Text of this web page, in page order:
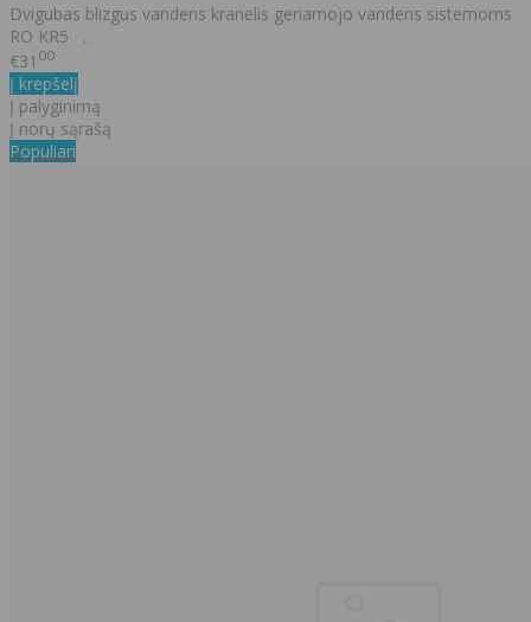
Dvigubas blizgus vandens kranelis geriamojo vandens sistemoms
RO KR5 ..
€31 00
Į krepšelį
Į palyginimą
Į norų sąrašą
Populiari